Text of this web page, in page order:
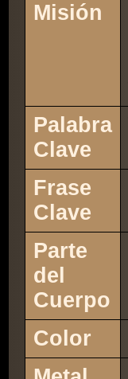
Misión
Palabra
Clave
Frase
Clave
Parte
del
Cuerpo
Color